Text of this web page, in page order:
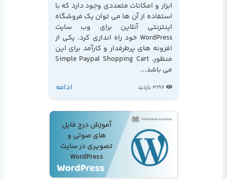
ابزار و امکانات متعددی وجود دارد که با
استفاده از آن ها می توان یک فروشگاه
اینترنتی آنلاین برای وب سایت
WordPress خود راه اندازی کرد. یکی از
افزونه های پرطرفدار و کارآمد برای این
منظور، Simple Paypal Shopping Cart
می باشد...
3197 بازدید ادامه
آموزش درج فایل
های صوتی و
تصویری در سایت
WordPress